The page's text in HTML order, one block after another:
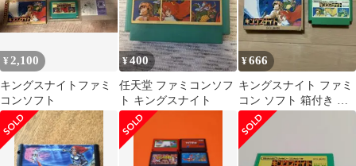
¥ 2,100
キングスナイトファミ
コンソフト
¥400
任天堂 ファミコンソフ
ト キングスナイト
¥666
キングスナイト ファミ
コン ソフト 箱付き 説
明書無し